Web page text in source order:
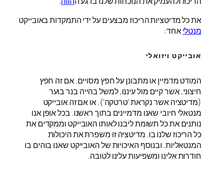
את כל מדיטציות הריכוז מבצעים על ידי התמקדות באובייקט
מנטליאחד:
אובייקט ויזואלי
המודט מדמיין או מתבונן על חפץ מסויים. אם זה חפץ
חיצוני, אשר קיים מול עיננו, למשל בהייה בנר בוער
(מדיטציה אשר נקראת 'טרטקה'). או אם זה אובייקט
מנטאלי חיובי שאנו מדמיינים בתוך ראשנו. בכל אופן אנו
נותנים את כל תשומת ליבנו לאותו האובייקט וממקדים את
כל הריכוז שלנו בו. מדיטציה זו משפרת את היכולות
המנטאליות. ובנוסף האיכויות של האובייקט שאנו בוהים בו
חודרות אלינו ומשפיעות עלינו לטובה.